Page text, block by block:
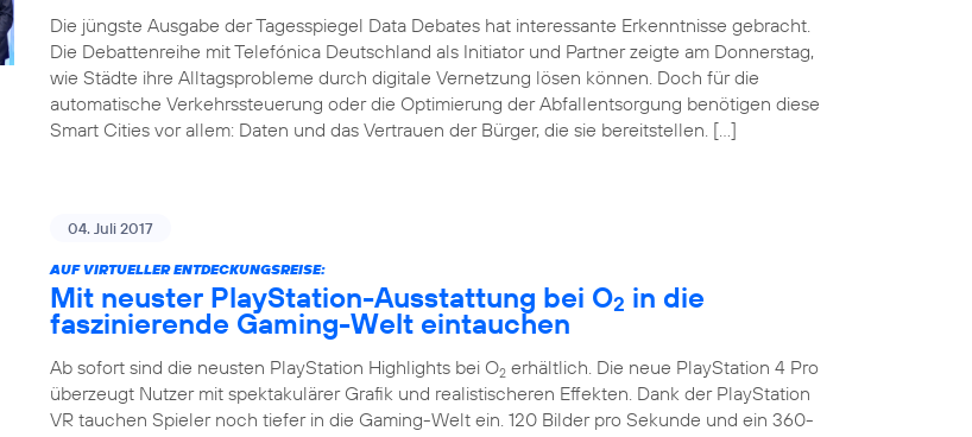
Die jüngste Ausgabe der Tagesspiegel Data Debates hat interessante Erkenntnisse gebracht.
Die Debattenreihe mit Telefónica Deutschland als Initiator und Partner zeigte am Donnerstag,
wie Städte ihre Alltagsprobleme durch digitale Vernetzung lösen können. Doch für die
automatische Verkehrssteuerung oder die Optimierung der Abfallentsorgung benötigen diese
Smart Cities vor allem: Daten und das Vertrauen der Bürger, die sie bereitstellen. […]
04. Juli 2017
AUF VIRTUELLER ENTDECKUNGSREISE:
Mit neuster PlayStation-Ausstattung bei O2 in die
faszinierende Gaming-Welt eintauchen
Ab sofort sind die neusten PlayStation Highlights bei O2 erhältlich. Die neue PlayStation 4 Pro
überzeugt Nutzer mit spektakulärer Grafik und realistischeren Effekten. Dank der PlayStation
VR tauchen Spieler noch tiefer in die Gaming-Welt ein. 120 Bilder pro Sekunde und ein 360-